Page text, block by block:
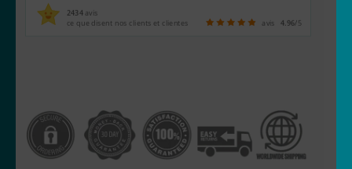
2434avis
ce que disent nos clients et clientes avis 4.96/5